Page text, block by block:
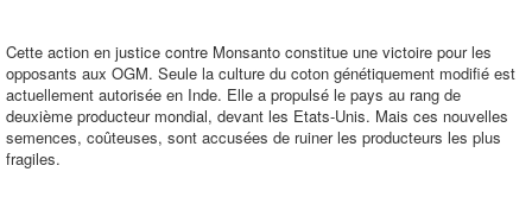
Cette action en justice contre Monsanto constitue une victoire pour les
opposants aux OGM. Seule la culture du coton génétiquement modifié est
actuellement autorisée en Inde. Elle a propulsé le pays au rang de
deuxième producteur mondial, devant les Etats-Unis. Mais ces nouvelles
semences, coûteuses, sont accusées de ruiner les producteurs les plus
fragiles.